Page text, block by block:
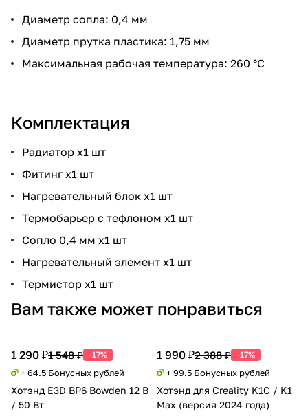
Диаметр сопла: 0,4 мм
Диаметр прутка пластика: 1,75 мм
Максимальная рабочая температура: 260 °C
Комплектация
Радиатор х1 шт
Фитинг х1 шт
Нагревательный блок х1 шт
Термобарьер с тефлоном х1 шт
Сопло 0,4 мм х1 шт
Нагревательный элемент х1 шт
Термистор х1 шт
Вам также может понравиться
1 290 ₽1 548 ₽ -17%
+ 64.5 Бонусных рублей
Хотэнд E3D BP6 Bowden 12 В
/ 50 Вт
1 990 ₽2 388 ₽ -17%
+ 99.5 Бонусных рублей
Хотэнд для Creality K1С / K1
Max (версия 2024 года)